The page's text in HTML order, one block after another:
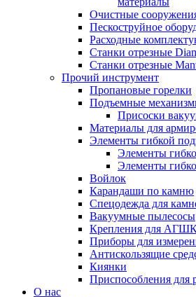
Очистные
Пескоструйное
Расходные
Станки отрезные
Станки отрезные
Прочий инструмент
Пропановые горелки
Подъeмные
Присоски
Материалы для
Элементы гибкой
Элементы
Элементы
Войлок
Карандаши по камню
Спецодежда для
Вакуумные пылесосы
Крепления для
Приборы для
Антискользящие
Киянки
Приспособления для
О нас